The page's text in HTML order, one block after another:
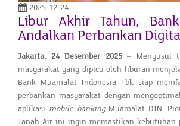
2025-12-24
Libur Akhir Tahun,
Andalkan Perbankan
Jakarta, 24 Desember 2025– Menyusul
masyarakat yang dipicu oleh liburan
Bank Muamalat Indonesia Tbk siap
perbankan masyarakat dengan
aplikasi mobile bankingMuamalat DIN.
Tanah Air ini ingin memastikan kebutuhan